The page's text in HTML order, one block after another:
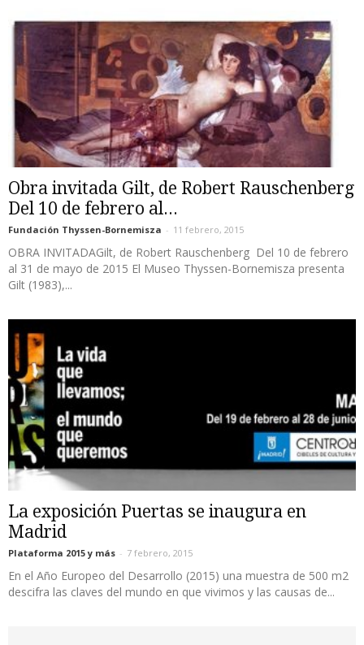
Obra invitada Gilt, de Robert Rauschenberg
Del 10 de febrero al...
Fundación Thyssen-Bornemisza - 11 febrero, 2015
OBRA INVITADAGilt, de Robert Rauschenberg Del 10 de febrero
al 31 de mayo de 2015 El Museo Thyssen-Bornemisza presenta
Gilt (1983),...
La exposición Puertas se inaugura en
Madrid
Plataforma 2015 y más - 7 febrero, 2015
En el Año Europeo del Desarrollo (2015) una muestra de 500 m2
descifra las claves del mundo en que vivimos y las causas de...